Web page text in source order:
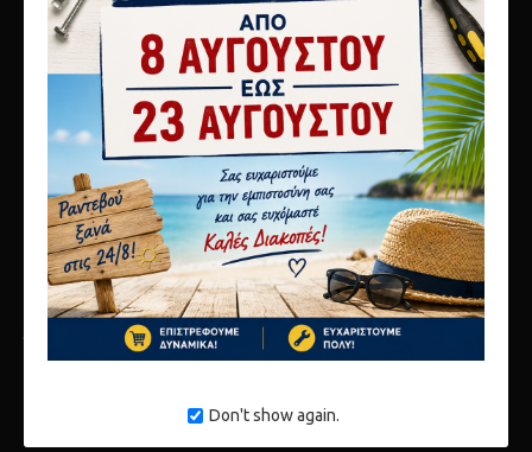
Don't show again.
10ο χλμ Αθηνών Λαμίας
Μεταμόρφωση 14451
τηλ 2117808440
info@karagianni.com
Λίγα λόγια για εμάς
Αποστολές
Τρόποι πληρωμής
Ιστορικό Παραγγελίων